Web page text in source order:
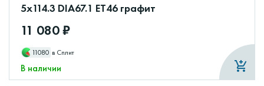
5x114.3 DIA67.1 ET46 графит
11 080 ₽
11080 в Сплит
В наличии